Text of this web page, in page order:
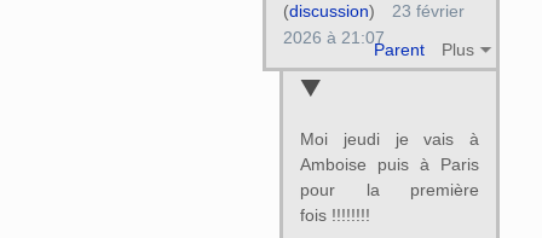
Parent Plus
(discussion)
23 février
2026 à 21:07
Moi jeudi je vais à
Amboise puis à Paris
pour la première
fois !!!!!!!!